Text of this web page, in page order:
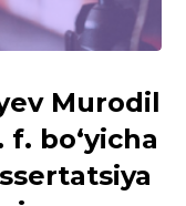
Murodil
f. bo‘yicha